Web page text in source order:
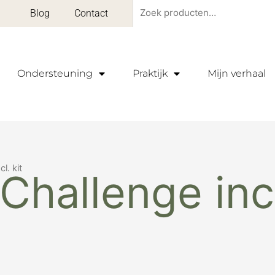
Blog Contact
Zoeken
Ondersteuning Praktijk Mijn verhaal
kit